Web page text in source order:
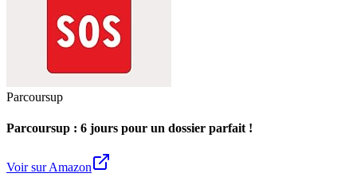
Parcoursup
Parcoursup : 6 jours pour un dossier parfait !
Voir sur Amazon